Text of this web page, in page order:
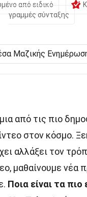
από ειδικό
γραμμές σύνταξης
Μαζικής
μια από τις πιο
στον κόσμο.
αλλάξει τον
μαθαίνουμε νέα
Ποια είναι τα